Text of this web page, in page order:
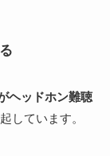
ヘッドホン難聴
しています。